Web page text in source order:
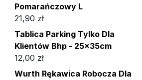
Pomarańczowy L
21,90 zł
Tablica Parking Tylko Dla
Klientów Bhp - 25x35cm
12,00 zł
Wurth Rękawica Robocza Dla